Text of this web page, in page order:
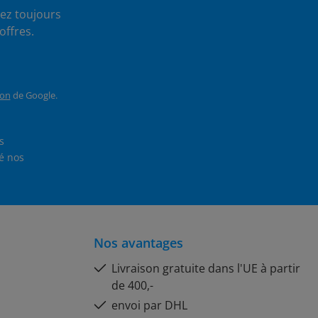
toujours
de Google.
Nos avantages
Livraison gratuite dans l'UE à partir
de 400,-
envoi par DHL